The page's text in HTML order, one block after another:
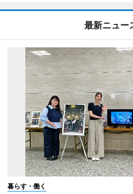
最新ニュー
暮らす・働く